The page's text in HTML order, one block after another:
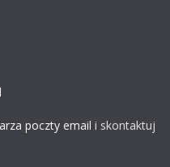
poczty email i skontaktuj